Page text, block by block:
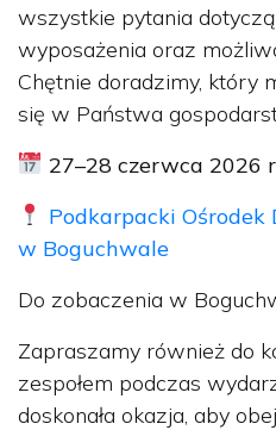
wszystkie pytania
wyposażenia oraz
Chętnie doradzimy, który
się w Państwa
27–28 czerwca 2026
Podkarpacki
w Boguchwale
Do zobaczenia w
Zapraszamy również do
zespołem podczas
doskonała okazja, aby